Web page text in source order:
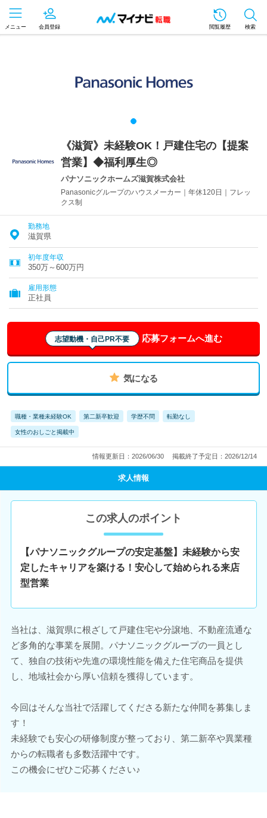
メニュー 会員登録 閲覧履歴 検索
《滋賀》未経験OK！戸建住宅の【提案
営業】◆福利厚生◎
パナソニックホームズ滋賀株式会社
Panasonicグループのハウスメーカー｜年休120日｜フレッ
クス制
勤務地
滋賀県
初年度年収
350万～600万円
雇用形態
正社員
志望動機・自己PR不要 応募フォームへ進む
気になる
職種・業種未経験OK 第二新卒歓迎 学歴不問 転勤なし
女性のおしごと掲載中
情報更新日：2026/06/30 掲載終了予定日：2026/12/14
求人情報
この求人のポイント
【パナソニックグループの安定基盤】未経験から安
定したキャリアを築ける！安心して始められる来店
型営業
当社は、滋賀県に根ざして戸建住宅や分譲地、不動産流通な
ど多角的な事業を展開。パナソニックグループの一員とし
て、独自の技術や先進の環境性能を備えた住宅商品を提供
し、地域社会から厚い信頼を獲得しています。
今回はそんな当社で活躍してくださる新たな仲間を募集しま
す！
未経験でも安心の研修制度が整っており、第二新卒や異業種
からの転職者も多数活躍中です。
この機会にぜひご応募ください♪